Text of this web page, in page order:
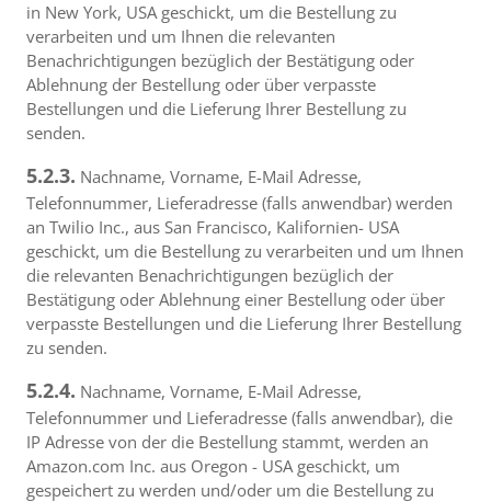
in New York, USA geschickt, um die Bestellung zu
verarbeiten und um Ihnen die relevanten
Benachrichtigungen bezüglich der Bestätigung oder
Ablehnung der Bestellung oder über verpasste
Bestellungen und die Lieferung Ihrer Bestellung zu
senden.
5.2.3. Nachname, Vorname, E-Mail Adresse,
Telefonnummer, Lieferadresse (falls anwendbar) werden
an Twilio Inc., aus San Francisco, Kalifornien- USA
geschickt, um die Bestellung zu verarbeiten und um Ihnen
die relevanten Benachrichtigungen bezüglich der
Bestätigung oder Ablehnung einer Bestellung oder über
verpasste Bestellungen und die Lieferung Ihrer Bestellung
zu senden.
5.2.4. Nachname, Vorname, E-Mail Adresse,
Telefonnummer und Lieferadresse (falls anwendbar), die
IP Adresse von der die Bestellung stammt, werden an
Amazon.com Inc. aus Oregon - USA geschickt, um
gespeichert zu werden und/oder um die Bestellung zu